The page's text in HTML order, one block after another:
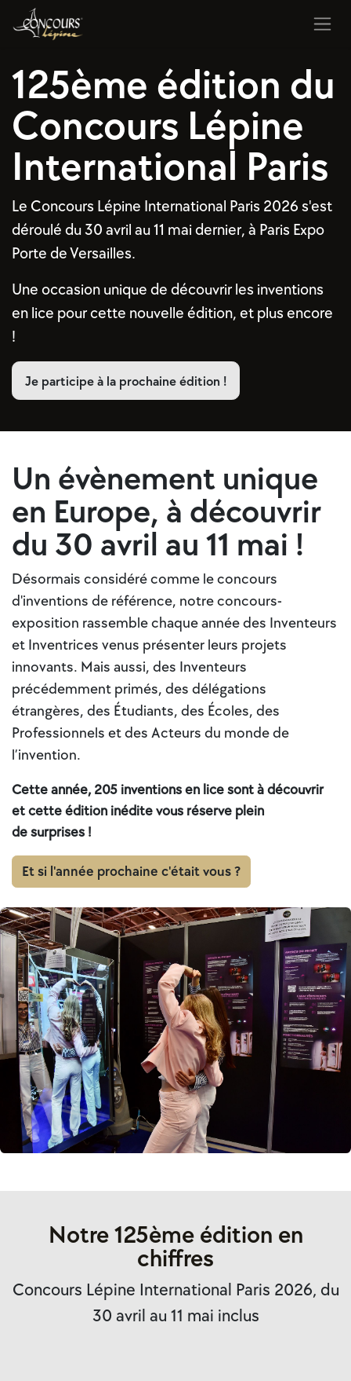
Se rendre au contenu
125ème édition du
Concours Lépine
International Paris
Le Concours Lépine International Paris 2026 s'est
déroulé du 30 avril au 11 mai dernier, à Paris Expo
Porte de Versailles.
Une occasion unique de découvrir les inventions
en lice pour cette nouvelle édition, et plus encore
!
Je participe à la prochaine édition !
Un évènement unique
en Europe, à découvrir
du 30 avril au 11 mai !
Désormais considéré comme le concours
d'inventions de référence, notre concours-
exposition rassemble chaque année des Inventeurs
et Inventrices venus présenter leurs projets
innovants. Mais aussi, des Inventeurs
précédemment primés, des délégations
étrangères, des Étudiants, des Écoles, des
Professionnels et des Acteurs du monde de
l’invention.
Cette année, 205 inventions en lice sont à découvrir
et cette édition inédite vous réserve plein
desurprises !
Et si l'année prochaine c'était vous ?
Notre 125ème édition en
chiffres
Concours Lépine International Paris 2026, du
30 avril au 11 mai inclus